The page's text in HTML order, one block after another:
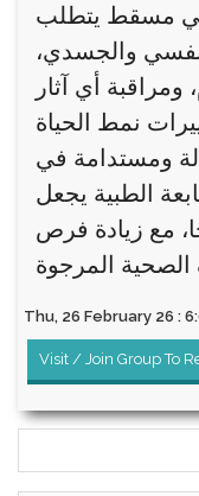
في مسقط يتطلب
والجسدي،
ومراقبة أي آثار
نمط الحياة
ومستدامة في
الطبية يجعل
مع زيادة فرص
Thu, 26 February 26 :
Visit / Join Group To